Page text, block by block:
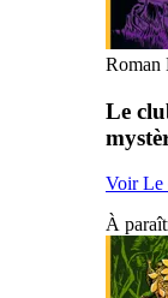
Roman
Le
Voir Le
À